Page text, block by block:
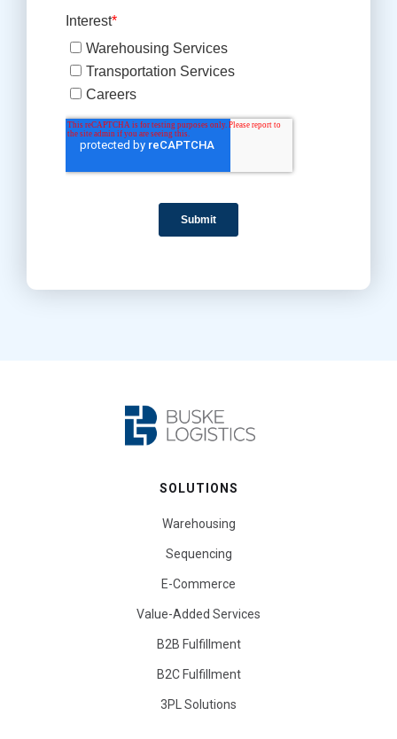
SOLUTIONS
Warehousing
Sequencing
E-Commerce
Value-Added Services
B2B Fulfillment
B2C Fulfillment
3PL Solutions